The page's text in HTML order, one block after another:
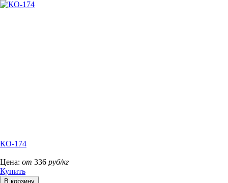
КО-174
Цена: от 336 руб/кг
Купить